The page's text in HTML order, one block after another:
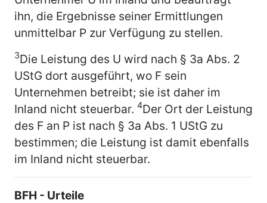
ihn, die Ergebnisse seiner Ermittlungen
unmittelbar P zur Verfügung zu stellen.
3Die Leistung des U wird nach § 3a Abs. 2
UStG dort ausgeführt, wo F sein
Unternehmen betreibt; sie ist daher im
Inland nicht steuerbar. 4Der Ort der Leistung
des F an P ist nach § 3a Abs. 1 UStG zu
bestimmen; die Leistung ist damit ebenfalls
im Inland nicht steuerbar.
BFH - Urteile